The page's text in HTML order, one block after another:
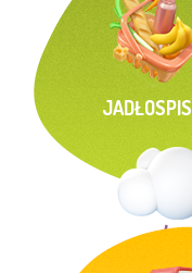
JADŁOSPIS